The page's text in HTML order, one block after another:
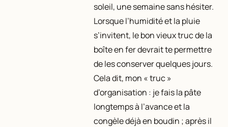
soleil, une semaine sans hésiter.
Lorsque l’humidité et la pluie
s’invitent, le bon vieux truc de la
boîte en fer devrait te permettre
de les conserver quelques jours.
Cela dit, mon « truc »
d’organisation : je fais la pâte
longtemps à l’avance et la
congèle déjà en boudin ; après il